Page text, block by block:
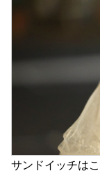
サンドイッチは